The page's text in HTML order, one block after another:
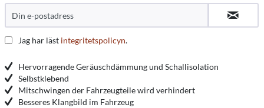
Jag har läst integritetspolicyn.
Hervorragende Geräuschdämmung und Schallisolation
Selbstklebend
Mitschwingen der Fahrzeugteile wird verhindert
Besseres Klangbild im Fahrzeug